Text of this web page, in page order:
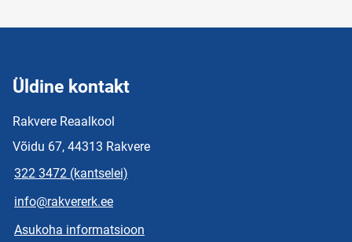
Üldine kontakt
Rakvere Reaalkool
Võidu 67, 44313 Rakvere
322 3472 (kantselei)
info@rakvererk.ee
Asukoha informatsioon